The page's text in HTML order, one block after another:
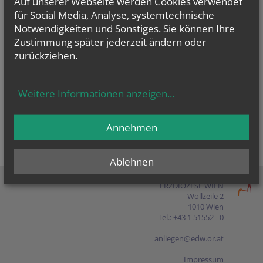
Presse
Shop
ERZDIÖZESE WIEN
Wollzeile 2
1010 Wien
Tel.: +43 1 51552 - 0
anliegen@edw.or.at
Impressum
für Social Media, Analyse, systemtechnische
Notwendigkeiten und Sonstiges. Sie können Ihre
Zustimmung später jederzeit ändern oder
zurückziehen.
Weitere Informationen anzeigen...
Ablehnen
Annehmen